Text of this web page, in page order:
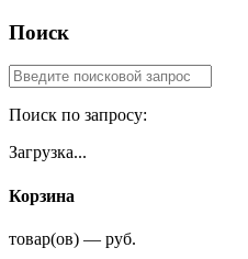
Поиск
Поиск по запросу:
Загрузка...
Корзина
товар(ов) — руб.